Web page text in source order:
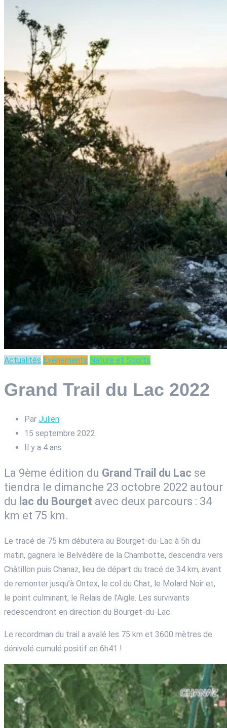
Actualités Evénements Nature et Sports
Grand Trail du Lac 2022
Par Julien
15 septembre 2022
Il y a 4 ans
La 9ème édition du Grand Trail du Lac se
tiendra le dimanche 23 octobre 2022 autour
du lac du Bourget avec deux parcours : 34
km et 75 km.
Le tracé de 75 km débutera au Bourget-du-Lac à 5h du
matin, gagnera le Belvédère de la Chambotte, descendra vers
Châtillon puis Chanaz, lieu de départ du tracé de 34 km, avant
de remonter jusqu’à Ontex, le col du Chat, le Molard Noir et,
le point culminant, le Relais de l’Aigle. Les survivants
redescendront en direction du Bourget-du-Lac.
Le recordman du trail a avalé les 75 km et 3600 mètres de
dénivelé cumulé positif en 6h41 !